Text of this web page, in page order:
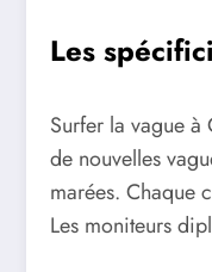
Les
Surfer la vague à
de nouvelles
marées. Chaque
Les moniteurs